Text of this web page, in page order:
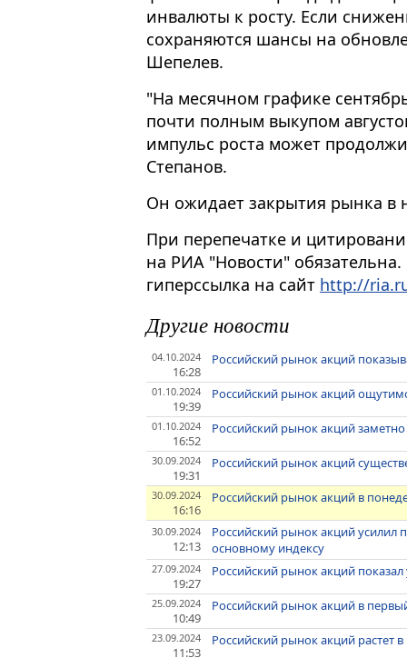
инвалюты к росту. Если
сохраняются шансы на
Шепелев.
"На месячном графике
почти полным выкупом
импульс роста может
Степанов.
Он ожидает закрытия рынка в
При перепечатке и
на РИА "Новости"
гиперссылка на сайт http://
Другие новости
04.10.2024
16:28
Российский рынок акций
01.10.2024
19:39
Российский рынок акций
01.10.2024
16:52
Российский рынок акций
30.09.2024
19:31
Российский рынок акций
30.09.2024
16:16
Российский рынок акций в
30.09.2024
12:13
Российский рынок акций усилил
основному индексу
27.09.2024
19:27
Российский рынок акций
25.09.2024
10:49
Российский рынок акций в
23.09.2024
11:53
Российский рынок акций растет